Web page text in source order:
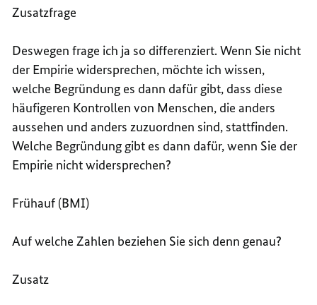
Zusatzfrage
Deswegen frage ich ja so differenziert. Wenn Sie nicht
der Empirie widersprechen, möchte ich wissen,
welche Begründung es dann dafür gibt, dass diese
häufigeren Kontrollen von Menschen, die anders
aussehen und anders zuzuordnen sind, stattfinden.
Welche Begründung gibt es dann dafür, wenn Sie der
Empirie nicht widersprechen?
Frühauf (BMI)
Auf welche Zahlen beziehen Sie sich denn genau?
Zusatz